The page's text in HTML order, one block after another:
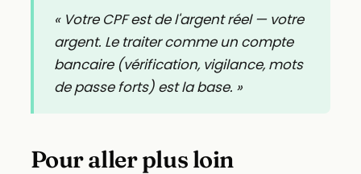
« Votre CPF est de l'argent réel — votre
argent. Le traiter comme un compte
bancaire (vérification, vigilance, mots
de passe forts) est la base. »
Pour aller plus loin